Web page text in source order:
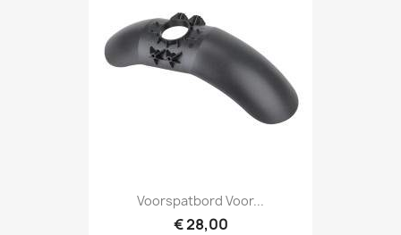
Voorspatbord Voor...
€ 28,00